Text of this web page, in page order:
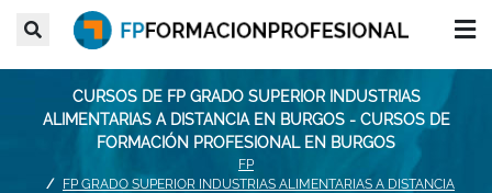
CURSOS DE FP GRADO SUPERIOR INDUSTRIAS
ALIMENTARIAS A DISTANCIA EN BURGOS - CURSOS DE
FORMACIÓN PROFESIONAL EN BURGOS
FP
FP GRADO SUPERIOR INDUSTRIAS ALIMENTARIAS A DISTANCIA